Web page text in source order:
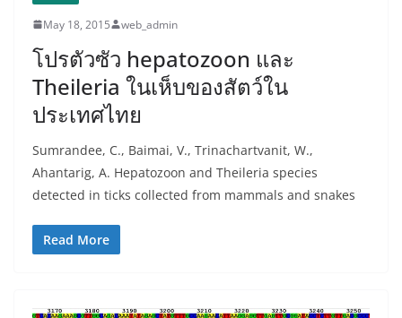
May 18, 2015 web_admin
โปรตัวซัว hepatozoon และ
Theileria ในเห็บของสัตว์ใน
ประเทศไทย
Sumrandee, C., Baimai, V., Trinachartvanit, W.,
Ahantarig, A. Hepatozoon and Theileria species
detected in ticks collected from mammals and snakes
Read More